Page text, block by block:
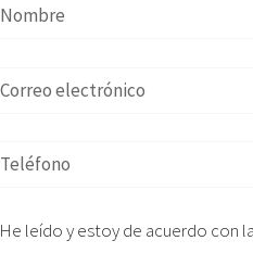
He leído y estoy de acuerdo con la